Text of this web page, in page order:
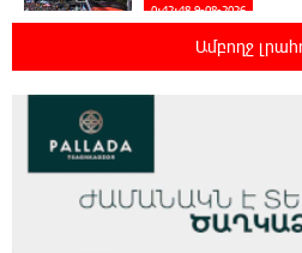
0:42:48 9-08-2026
Գերմանիայում
կառավարության
սահմանել. 303
Ամբողջ